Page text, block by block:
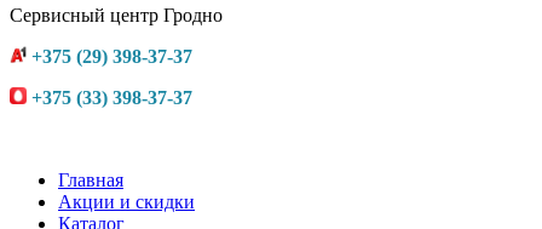
Сервисный центр Гродно
+375 (29) 398-37-37
+375 (33) 398-37-37
Главная
Акции и скидки
Каталог